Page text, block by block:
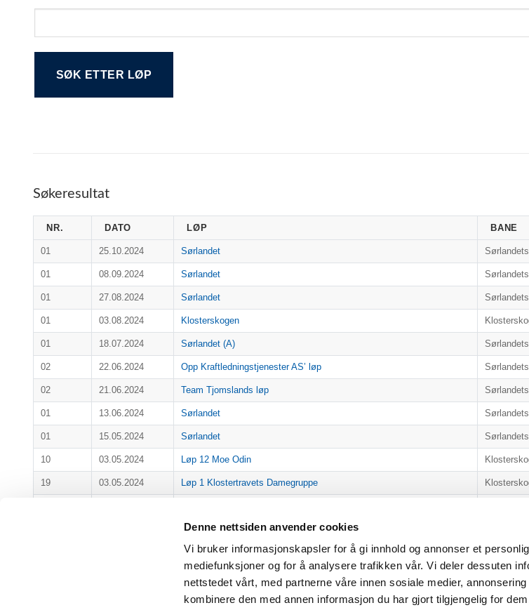
Denne nettsiden anvender cookies
Vi bruker informasjonskapsler for å gi innhold og annonser et
mediefunksjoner og for å analysere trafikken vår. Vi deler dessuten
nettstedet vårt, med partnerne våre innen sosiale medier,
kombinere den med annen informasjon du har gjort tilgjengelig for
Søkeresultat
NR. DATO LØP BANE
01 25.10.2024 Sørlandet
01 08.09.2024 Sørlandet
01 27.08.2024 Sørlandet
01 03.08.2024 Klosterskogen
01 18.07.2024 Sørlandet (A)
02 22.06.2024 Opp Kraftledningstjenester AS’ løp
02 21.06.2024 Team Tjomslands løp
01 13.06.2024 Sørlandet
01 15.05.2024 Sørlandet
10 03.05.2024 Løp 12 Moe Odin
19 03.05.2024 Løp 1 Klostertravets Damegruppe
JÆREN OVERFLATEBEHANDLING'S PONNILØP
Sørlandet